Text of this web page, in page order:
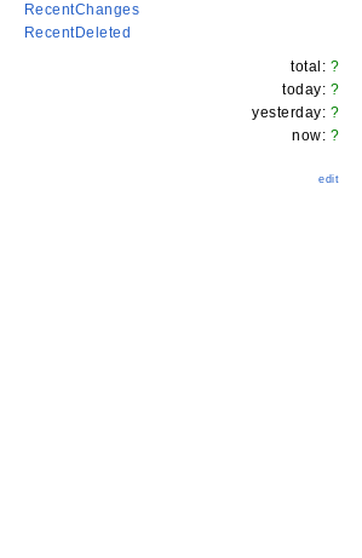
RecentChanges
RecentDeleted
total: ?
today: ?
yesterday: ?
now: ?
edit